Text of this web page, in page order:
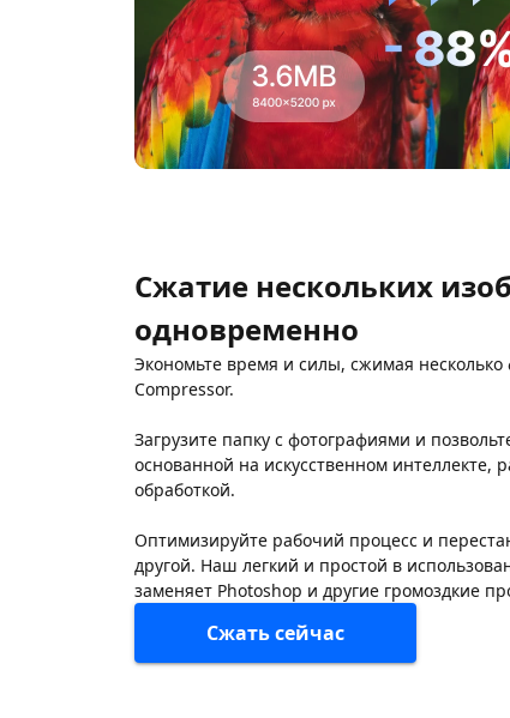
Сжатие нескольких
одновременно
Экономьте время и силы, сжимая
Compressor.
Загрузите папку с фотографиями и
основанной на искусственном интеллекте,
обработкой.
Оптимизируйте рабочий процесс и
другой. Наш легкий и простой в
заменяет Photoshop и другие громоздкие
Сжать сейчас